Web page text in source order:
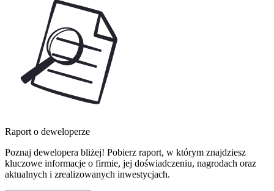
Raport o deweloperze
Poznaj dewelopera bliżej! Pobierz raport, w którym znajdziesz
kluczowe informacje o firmie, jej doświadczeniu, nagrodach oraz
aktualnych i zrealizowanych inwestycjach.